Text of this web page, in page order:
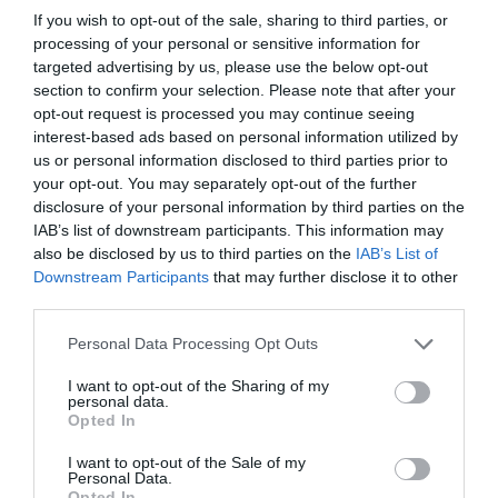
If you wish to opt-out of the sale, sharing to third parties, or
processing of your personal or sensitive information for
targeted advertising by us, please use the below opt-out
section to confirm your selection. Please note that after your
opt-out request is processed you may continue seeing
interest-based ads based on personal information utilized by
us or personal information disclosed to third parties prior to
your opt-out. You may separately opt-out of the further
disclosure of your personal information by third parties on the
IAB’s list of downstream participants. This information may
also be disclosed by us to third parties on the IAB’s List of
Downstream Participants that may further disclose it to other
Personal Data Processing Opt Outs
I want to opt-out of the Sharing of my
personal data.
Opted In
I want to opt-out of the Sale of my
Personal Data.
ΜΠΑΛΑ
Η αλήθεια για τον Ετιέν Καμαρά
Τα χρόνια πέρασαν και ο Κάββουρας βρέθηκε
στην Αθήνα εξελίχθηκε σε ένα «σπορ» που πρέπει να